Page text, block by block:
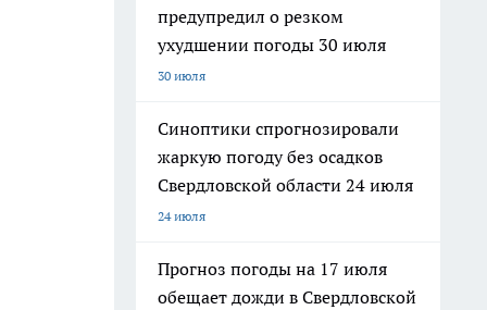
предупредил о резком
ухудшении погоды 30 июля
30 июля
Синоптики спрогнозировали
жаркую погоду без осадков
Свердловской области 24 июля
24 июля
Прогноз погоды на 17 июля
обещает дожди в Свердловской